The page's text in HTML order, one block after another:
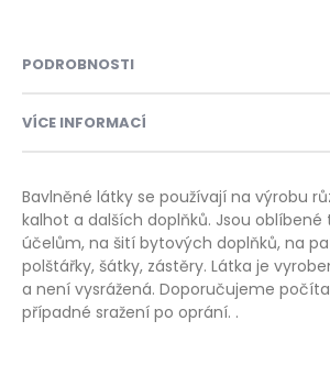
PODROBNOSTI
VÍCE INFORMACÍ
Bavlněné látky se používají na výrobu
kalhot a dalších doplňků. Jsou
účelům, na šití bytových doplňků, na
polštářky, šátky, zástěry. Látka je
a není vysrážená. Doporučujeme
případné sražení po oprání. .